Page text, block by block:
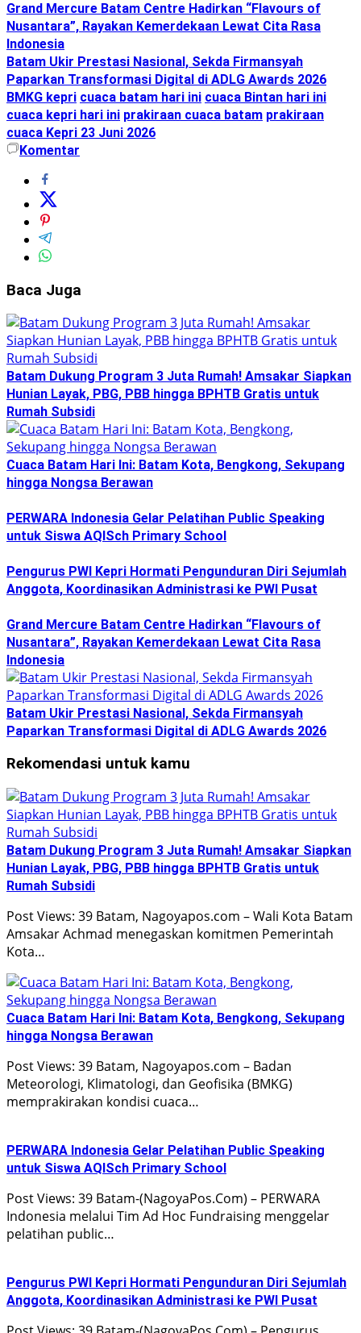
Grand Mercure Batam Centre Hadirkan “Flavours of
Nusantara”, Rayakan Kemerdekaan Lewat Cita Rasa
Indonesia
Batam Ukir Prestasi Nasional, Sekda Firmansyah
Paparkan Transformasi Digital di ADLG Awards 2026
BMKG kepri cuaca batam hari ini cuaca Bintan hari ini
cuaca kepri hari ini prakiraan cuaca batam prakiraan
cuaca Kepri 23 Juni 2026
Komentar
Baca Juga
Batam Dukung Program 3 Juta Rumah! Amsakar Siapkan
Hunian Layak, PBG, PBB hingga BPHTB Gratis untuk
Rumah Subsidi
Cuaca Batam Hari Ini: Batam Kota, Bengkong, Sekupang
hingga Nongsa Berawan
PERWARA Indonesia Gelar Pelatihan Public Speaking
untuk Siswa AQISch Primary School
Pengurus PWI Kepri Hormati Pengunduran Diri Sejumlah
Anggota, Koordinasikan Administrasi ke PWI Pusat
Grand Mercure Batam Centre Hadirkan “Flavours of
Nusantara”, Rayakan Kemerdekaan Lewat Cita Rasa
Indonesia
Batam Ukir Prestasi Nasional, Sekda Firmansyah
Paparkan Transformasi Digital di ADLG Awards 2026
Rekomendasi untuk kamu
Batam Dukung Program 3 Juta Rumah! Amsakar Siapkan
Hunian Layak, PBG, PBB hingga BPHTB Gratis untuk
Rumah Subsidi
Post Views: 39 Batam, Nagoyapos.com – Wali Kota Batam
Amsakar Achmad menegaskan komitmen Pemerintah
Kota…
Cuaca Batam Hari Ini: Batam Kota, Bengkong, Sekupang
hingga Nongsa Berawan
Post Views: 39 Batam, Nagoyapos.com – Badan
Meteorologi, Klimatologi, dan Geofisika (BMKG)
memprakirakan kondisi cuaca…
PERWARA Indonesia Gelar Pelatihan Public Speaking
untuk Siswa AQISch Primary School
Post Views: 39 Batam-(NagoyaPos.Com) – PERWARA
Indonesia melalui Tim Ad Hoc Fundraising menggelar
pelatihan public…
Pengurus PWI Kepri Hormati Pengunduran Diri Sejumlah
Anggota, Koordinasikan Administrasi ke PWI Pusat